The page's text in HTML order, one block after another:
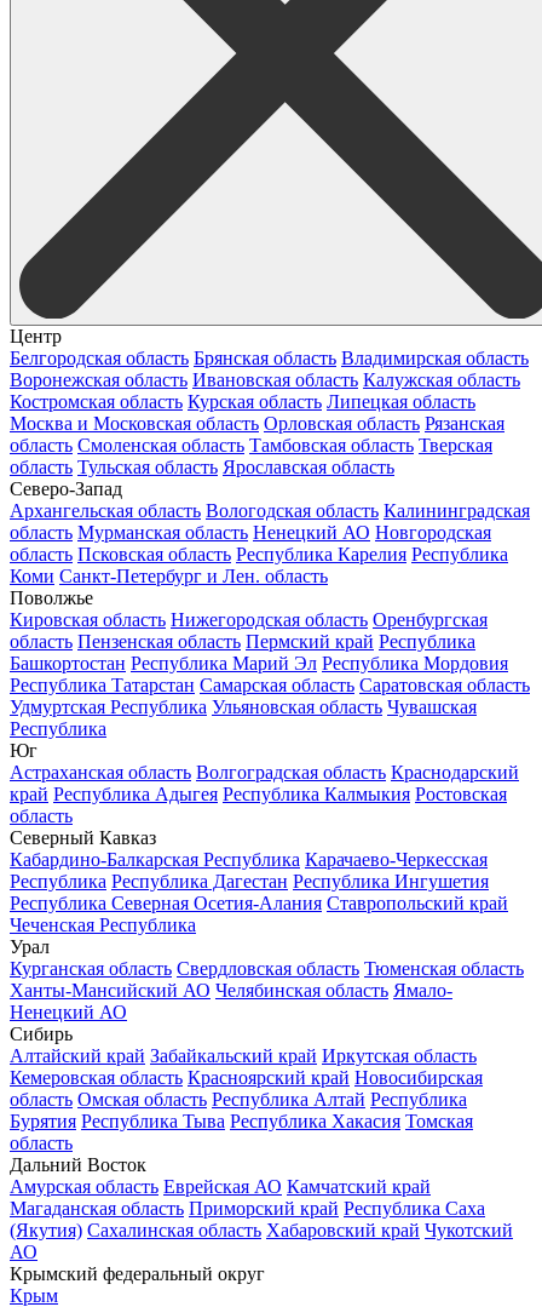
Центр
Белгородская область Брянская область Владимирская область
Воронежская область Ивановская область Калужская область
Костромская область Курская область Липецкая область
Москва и Московская область Орловская область Рязанская
область Смоленская область Тамбовская область Тверская
область Тульская область Ярославская область
Северо-Запад
Архангельская область Вологодская область Калининградская
область Мурманская область Ненецкий АО Новгородская
область Псковская область Республика Карелия Республика
Коми Санкт-Петербург и Лен. область
Поволжье
Кировская область Нижегородская область Оренбургская
область Пензенская область Пермский край Республика
Башкортостан Республика Марий Эл Республика Мордовия
Республика Татарстан Самарская область Саратовская область
Удмуртская Республика Ульяновская область Чувашская
Республика
Юг
Астраханская область Волгоградская область Краснодарский
край Республика Адыгея Республика Калмыкия Ростовская
область
Северный Кавказ
Кабардино-Балкарская Республика Карачаево-Черкесская
Республика Республика Дагестан Республика Ингушетия
Республика Северная Осетия-Алания Ставропольский край
Чеченская Республика
Урал
Курганская область Свердловская область Тюменская область
Ханты-Мансийский АО Челябинская область Ямало-
Ненецкий АО
Сибирь
Алтайский край Забайкальский край Иркутская область
Кемеровская область Красноярский край Новосибирская
область Омская область Республика Алтай Республика
Бурятия Республика Тыва Республика Хакасия Томская
область
Дальний Восток
Амурская область Еврейская АО Камчатский край
Магаданская область Приморский край Республика Саха
(Якутия) Сахалинская область Хабаровский край Чукотский
АО
Крымский федеральный округ
Крым